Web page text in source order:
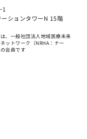
ションタワーN 15階
、一般社団法人地域医療未来
ットワーク（NRHA：ナー
会員です